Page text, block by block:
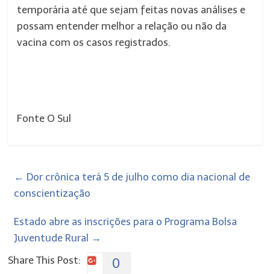
temporária até que sejam feitas novas análises e
possam entender melhor a relação ou não da
vacina com os casos registrados.
Fonte O Sul
← Dor crônica terá 5 de julho como dia nacional de
conscientização
Estado abre as inscrições para o Programa Bolsa
Juventude Rural →
Share This Post:
0